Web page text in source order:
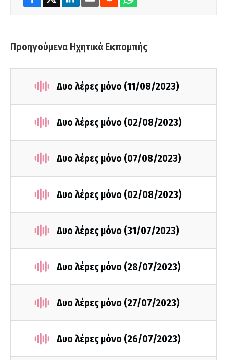
Προηγούμενα Ηχητικά Εκπομπής
Δυο λέρες μόνο (11/08/2023)
Δυο λέρες μόνο (02/08/2023)
Δυο λέρες μόνο (07/08/2023)
Δυο λέρες μόνο (02/08/2023)
Δυο λέρες μόνο (31/07/2023)
Δυο λέρες μόνο (28/07/2023)
Δυο λέρες μόνο (27/07/2023)
Δυο λέρες μόνο (26/07/2023)